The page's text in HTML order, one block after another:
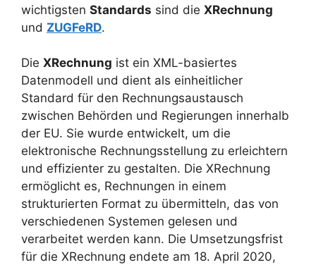
wichtigsten Standards sind die XRechnung
und ZUGFeRD.
Die XRechnung ist ein XML-basiertes
Datenmodell und dient als einheitlicher
Standard für den Rechnungsaustausch
zwischen Behörden und Regierungen innerhalb
der EU. Sie wurde entwickelt, um die
elektronische Rechnungsstellung zu erleichtern
und effizienter zu gestalten. Die XRechnung
ermöglicht es, Rechnungen in einem
strukturierten Format zu übermitteln, das von
verschiedenen Systemen gelesen und
verarbeitet werden kann. Die Umsetzungsfrist
für die XRechnung endete am 18. April 2020,